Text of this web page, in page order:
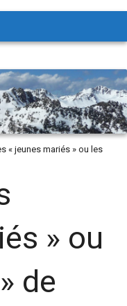
« jeunes mariés » ou les
» ou
de